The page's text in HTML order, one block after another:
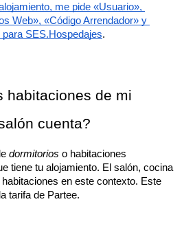
me pide «Usuario»,
Web», «Código Arrendador» y
SES.Hospedajes.
habitaciones de mi
cuenta?
dormitorios o habitaciones
tiene tu alojamiento. El salón, cocina
en este contexto. Este
tarifa de Partee.